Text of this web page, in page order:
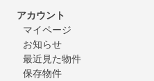
アカウント
マイページ
お知らせ
最近見た物件
保存物件